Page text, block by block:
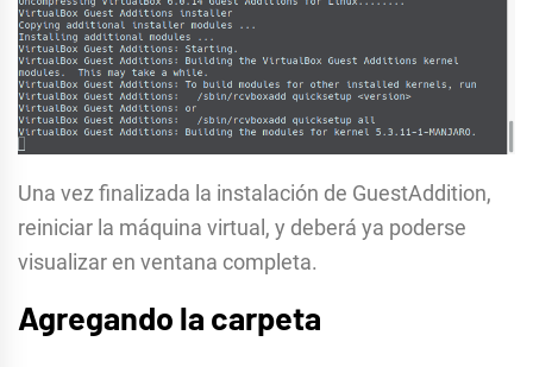
Una vez finalizada la instalación de GuestAddition,
reiniciar la máquina virtual, y deberá ya poderse
visualizar en ventana completa.
Agregando la carpeta